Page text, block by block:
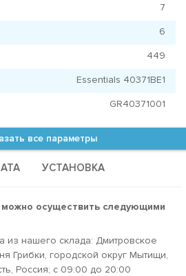
7
6
449
Essentials 40371BE1
GR40371001
все параметры
УСТАНОВКА
осуществить следующими
из нашего склада: Дмитровское
Грибки, городской округ Мытищи,
Россия; c 09:00 до 20:00